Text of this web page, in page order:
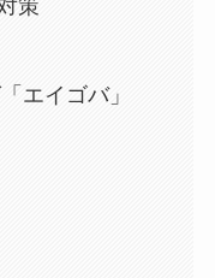
策
エイゴバ」